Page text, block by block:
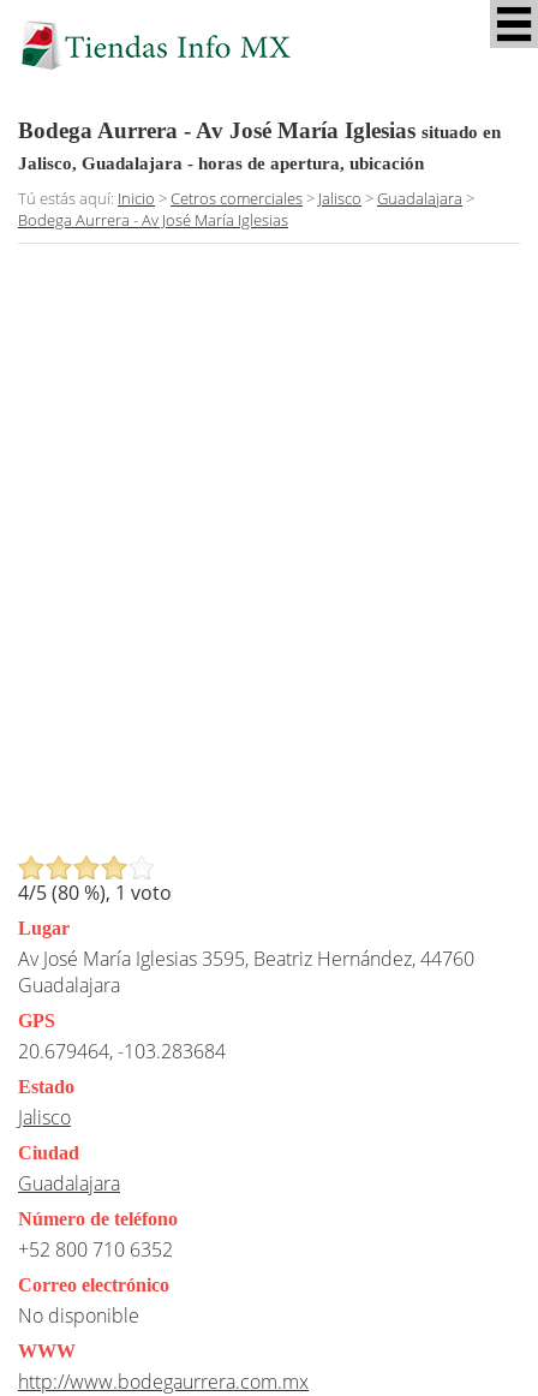
Bodega Aurrera - Av José María Iglesias situado en
Jalisco, Guadalajara - horas de apertura, ubicación
Tú estás aquí: Inicio >Cetros comerciales> Jalisco >Guadalajara >
Bodega Aurrera - Av José María Iglesias
4/5 (80%), 1 voto
Lugar
Av José María Iglesias 3595, Beatriz Hernández, 44760
Guadalajara
GPS
20.679464, -103.283684
Estado
Jalisco
Ciudad
Guadalajara
Número de teléfono
+52 800 710 6352
Correo electrónico
No disponible
WWW
http://www.bodegaurrera.com.mx